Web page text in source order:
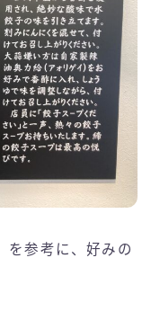
を参考に、好みの